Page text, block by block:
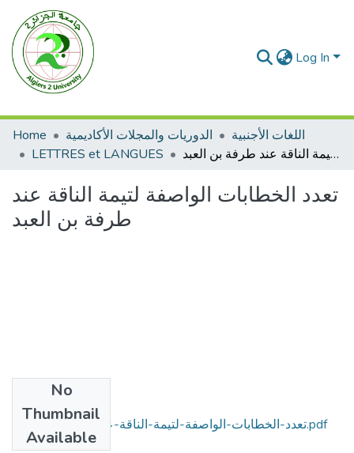
Log In
Home الدوريات والمجلات الأكاديمية
اللغات الأجنبية
LETTRES et LANGUES
تعدد الخطابات الواصفة لتيمة الناقة عند طرفة بن العبد
تعدد الخطابات الواصفة لتيمة الناقة عند
طرفة بن العبد
No
Thumbnail
Available
تعدد-الخطابات-الواصفة-لتيمة-الناقة-عند-طرفة-بن-العبد.pdf
(3.67 MB)